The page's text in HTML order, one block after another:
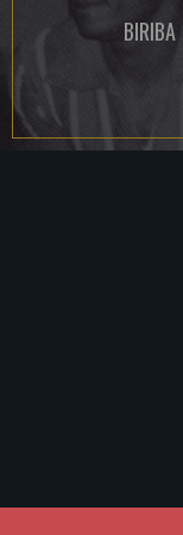
BIRIBA